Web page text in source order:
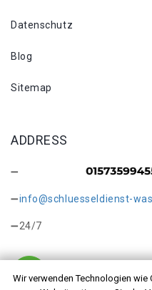
Wir verwenden Technologien
Datenschutz
Blog
Sitemap
ADDRESS
info@schluesseldienst-
24/7